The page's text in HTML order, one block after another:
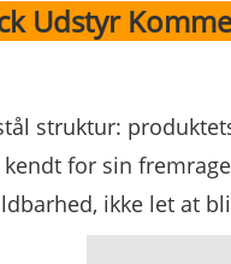
Udstyr
struktur:
for sin
ikke let at